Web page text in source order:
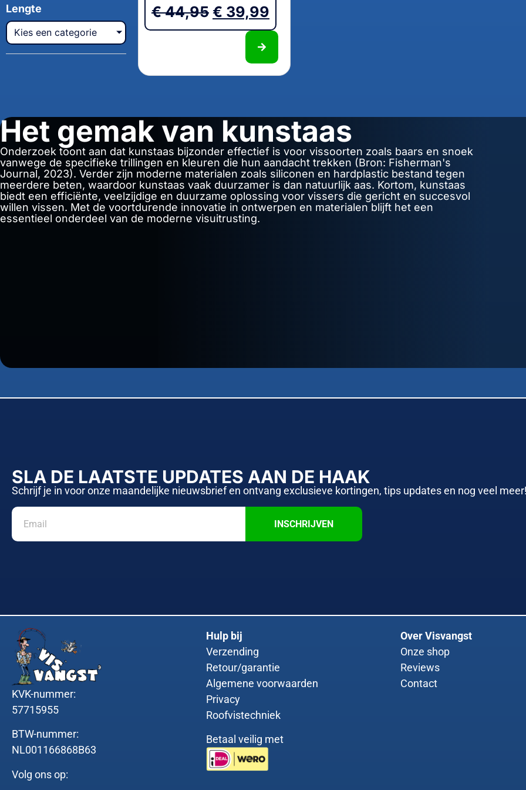
Lengte
Kies een categorie
€44,95 € 39,99
Het gemak van kunstaas
Onderzoek toont aan dat kunstaas bijzonder effectief is voor vissoorten zoals baars en snoek
vanwege de specifieke trillingen en kleuren die hun aandacht trekken (Bron: Fisherman's
Journal, 2023). Verder zijn moderne materialen zoals siliconen en hardplastic bestand tegen
meerdere beten, waardoor kunstaas vaak duurzamer is dan natuurlijk aas. Kortom, kunstaas
biedt een efficiënte, veelzijdige en duurzame oplossing voor vissers die gericht en succesvol
willen vissen. Met de voortdurende innovatie in ontwerpen en materialen blijft het een
essentieel onderdeel van de moderne visuitrusting.
SLA DE LAATSTE UPDATES AAN DE HAAK
Schrijf je in voor onze maandelijke nieuwsbrief en ontvang exclusieve kortingen, tips updates en nog veel
INSCHRIJVEN
KVK-nummer:
57715955
BTW-nummer:
NL001166868B63
Volg ons op:
Hulp bij
Verzending
Retour/garantie
Algemene voorwaarden
Privacy
Roofvistechniek
Betaal veilig met
Over Visvangst
Onze shop
Reviews
Contact